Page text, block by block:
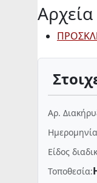
Αρχεία
Αρ.
Είδος
Τοποθεσία: